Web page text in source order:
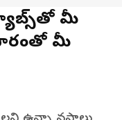
మీ
మీ
ఉన్నా న‌ష్టాలు